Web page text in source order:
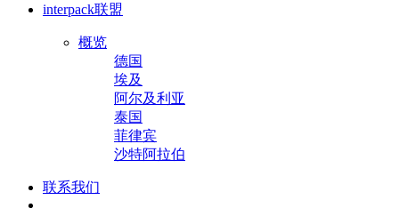
interpack联盟
概览
德国
埃及
阿尔及利亚
泰国
菲律宾
沙特阿拉伯
联系我们